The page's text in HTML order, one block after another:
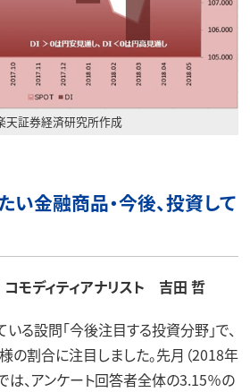
天証券経済研究所作成
い金融商品・今後、投資して
モディティアナリスト 吉田 哲
る設問「今後注目する投資分野」で、
の割合に注目しました。先月（2018年
は、アンケート回答者全体の3.15％の